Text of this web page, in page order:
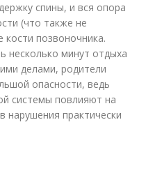
спины, и вся опора
(что также не
позвоночника.
несколько минут отдыха
делами, родители
опасности, ведь
системы повлияют на
нарушения практически